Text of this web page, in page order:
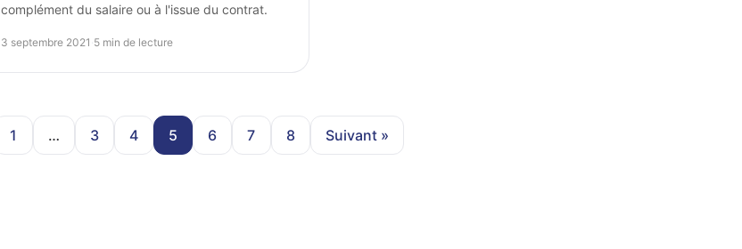
complément du salaire ou à l'issue du contrat.
3 septembre 2021 5 min de lecture
1 … 3 4 5 6 7 8 Suivant »